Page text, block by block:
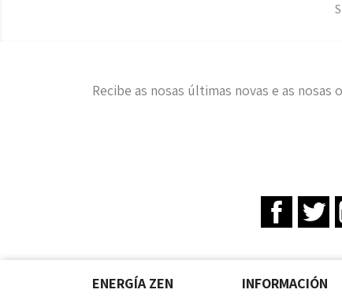
Recibe as nosas últimas novas e as nosas
ENERGÍA ZEN INFORMACIÓN